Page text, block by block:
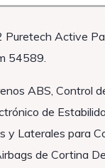
Puretech Active
54589.
ABS, Control
de
y Laterales para
de Cortina